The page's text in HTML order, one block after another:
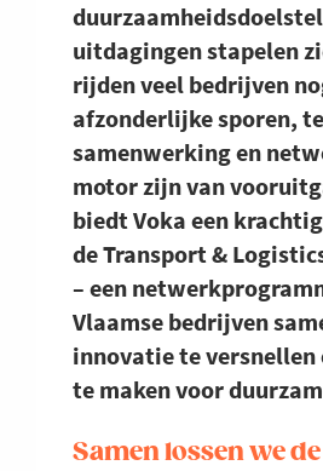
uitdagingen stapelen
rijden veel bedrijven
afzonderlijke sporen,
samenwerking en
motor zijn van
biedt Voka een
de Transport &
– een
Vlaamse bedrijven
innovatie te versnellen
te maken voor
Samen lossen we de